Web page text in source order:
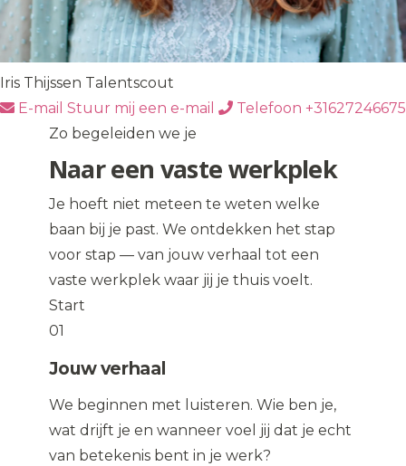
Iris Thijssen Talentscout
E-mail Stuur mij een e-mail Telefoon +31627246675
Zo begeleiden we je
Naar een vaste werkplek
Je hoeft niet meteen te weten welke
baan bij je past. We ontdekken het stap
voor stap — van jouw verhaal tot een
vaste werkplek waar jij je thuis voelt.
Start
01
Jouw verhaal
We beginnen met luisteren. Wie ben je,
wat drijft je en wanneer voel jij dat je echt
van betekenis bent in je werk?